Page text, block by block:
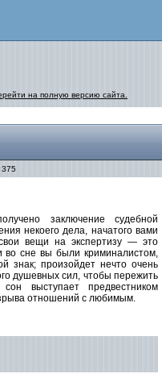
на полную версию сайта.
заключение судебной
некоего дела, начатого вами
вещи на экспертизу — это
во сне вы были криминалистом,
знак; произойдет нечто очень
душевных сил, чтобы пережить
выступает предвестником
отношений с любимым.